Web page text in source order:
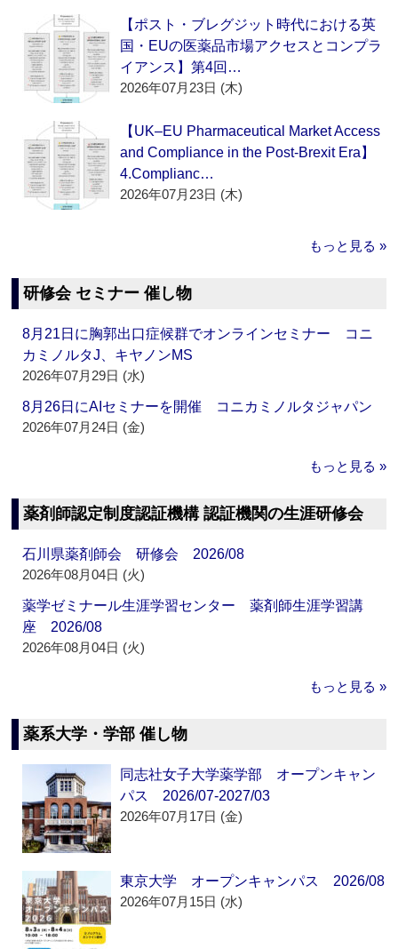
【ポスト・ブレグジット時代における英
国・EUの医薬品市場アクセスとコンプラ
イアンス】第4回…
2026年07月23日 (木)
【UK–EU Pharmaceutical Market Access
and Compliance in the Post-Brexit Era】
4.Complianc…
2026年07月23日 (木)
もっと見る »
研修会 セミナー 催し物
8月21日に胸郭出口症候群でオンラインセミナー コニ
カミノルタJ、キヤノンMS
2026年07月29日 (水)
8月26日にAIセミナーを開催 コニカミノルタジャパン
2026年07月24日 (金)
もっと見る »
薬剤師認定制度認証機構 認証機関の生涯研修会
石川県薬剤師会 研修会 2026/08
2026年08月04日 (火)
薬学ゼミナール生涯学習センター 薬剤師生涯学習講
座 2026/08
2026年08月04日 (火)
もっと見る »
薬系大学・学部 催し物
同志社女子大学薬学部 オープンキャン
パス 2026/07-2027/03
2026年07月17日 (金)
東京大学 オープンキャンパス 2026/08
2026年07月15日 (水)